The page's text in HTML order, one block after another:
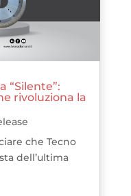
“Silente”:
rivoluziona la
che Tecno
dell’ultima